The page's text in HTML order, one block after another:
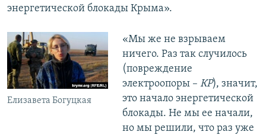
энергетической блокады Крыма».
Елизавета Богуцкая
«Мы же не взрываем
ничего. Раз так случилось
(повреждение
электроопоры – КР), значит,
это начало энергетической
блокады. Не мы ее начали,
но мы решили, что раз уже